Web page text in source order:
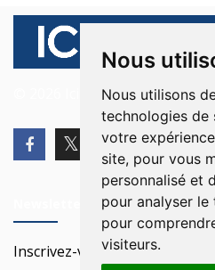
Nous
Nous utilisons
technologies de
votre
site, pour vous
personnalisé et
pour analyser
pour
visiteurs.
© 2026 Ici Beyrouth. Tous
Inscrivez-vous à notre